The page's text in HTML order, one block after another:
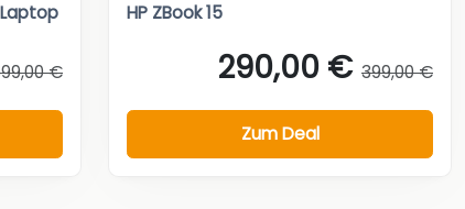
Laptop
€
HP ZBook 15
290,00 € 399,00 €
Zum Deal